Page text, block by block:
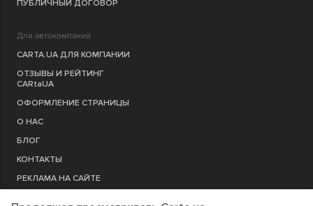
ПУБЛИЧНЫЙ ДОГОВОР
Для автокомпаний
CARTA.UA ДЛЯ КОМПАНИИ
ОТЗЫВЫ И РЕЙТИНГ
CARtaUA
ОФОРМЛЕНИЕ СТРАНИЦЫ
О НАС
БЛОГ
КОНТАКТЫ
РЕКЛАМА НА САЙТЕ